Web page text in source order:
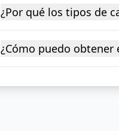
¿Por qué los tipos de
¿Cómo puedo